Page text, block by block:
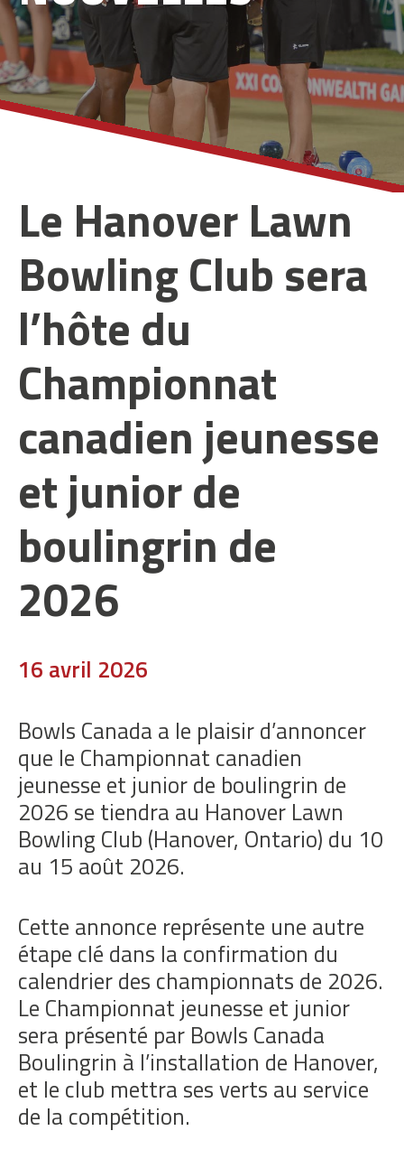
Le Hanover Lawn
Bowling Club sera
l’hôte du
Championnat
canadien jeunesse
et junior de
boulingrin de
2026
16 avril 2026
Bowls Canada a le plaisir d’annoncer
que le Championnat canadien
jeunesse et junior de boulingrin de
2026 se tiendra au Hanover Lawn
Bowling Club (Hanover, Ontario) du 10
au 15 août 2026.
Cette annonce représente une autre
étape clé dans la confirmation du
calendrier des championnats de 2026.
Le Championnat jeunesse et junior
sera présenté par Bowls Canada
Boulingrin à l’installation de Hanover,
et le club mettra ses verts au service
de la compétition.